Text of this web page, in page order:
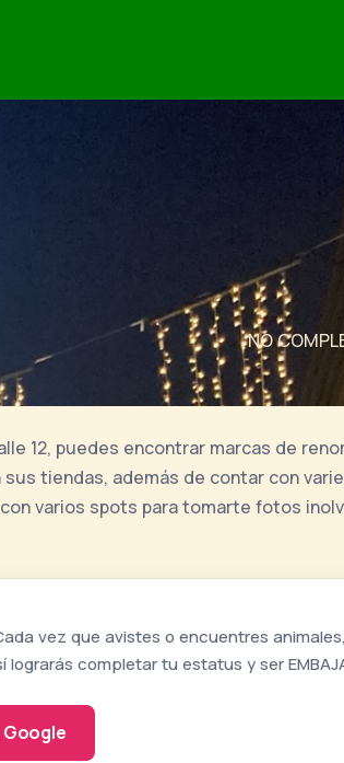
NO
12, puedes encontrar marcas de
tiendas, además de contar con
varios spots para tomarte fotos
vez que avistes o encuentres
lograrás completar tu estatus y ser